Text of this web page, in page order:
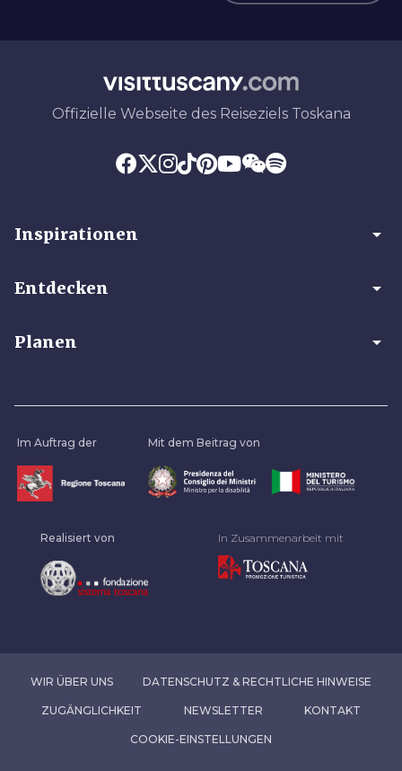
Offizielle Webseite des Reiseziels Toskana
Inspirationen arrow_drop_down
Entdecken arrow_drop_down
Planen arrow_drop_down
Im Auftrag der Mit dem Beitrag von
Realisiert von In Zusammenarbeit mit
WIR ÜBER UNS DATENSCHUTZ & RECHTLICHE HINWEISE
ZUGÄNGLICHKEIT NEWSLETTER KONTAKT
COOKIE-EINSTELLUNGEN